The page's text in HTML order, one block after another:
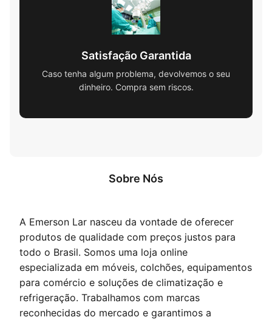
Satisfação Garantida
Caso tenha algum problema, devolvemos o seu
dinheiro. Compra sem riscos.
Sobre Nós
A Emerson Lar nasceu da vontade de oferecer
produtos de qualidade com preços justos para
todo o Brasil. Somos uma loja online
especializada em móveis, colchões, equipamentos
para comércio e soluções de climatização e
refrigeração. Trabalhamos com marcas
reconhecidas do mercado e garantimos a